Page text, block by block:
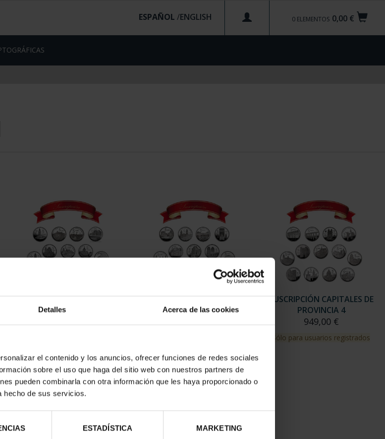
Detalles Acerca de las cookies
el contenido y los anuncios, ofrecer funciones de redes sociales
sobre el uso que haga del sitio web con nuestros partners de
pueden combinarla con otra información que les haya proporcionado o
hecho de sus servicios.
ESTADÍSTICA MARKETING
0,00 €
0 ELEMENTOS
ESPAÑOL /
SUSCRIPCIÓN CAPITALES DE
PROVINCIA 2
949,00 €
SUSCRIPCIÓN CAPITALES DE
PROVINCIA 3
949,00 €
SUSCRIPCIÓN CAPITALES DE
PROVINCIA 4
949,00 €
Sólo para usuarios registrados